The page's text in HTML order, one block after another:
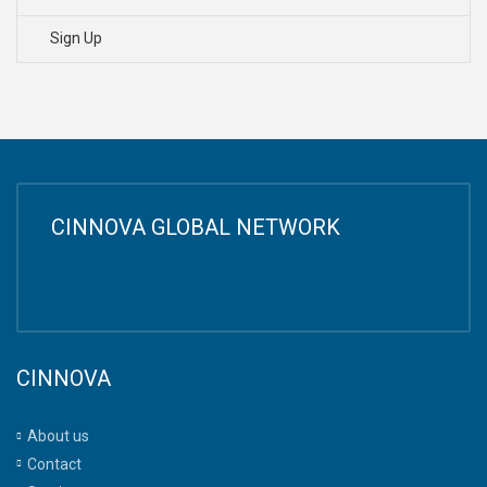
Sign Up
CINNOVA GLOBAL NETWORK
CINNOVA
About us
Contact